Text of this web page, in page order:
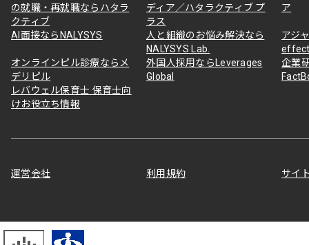
の就職・再就職ならハタラ
クティブ
ディア／ハタラクティブ プ
ラス
ア
AI面接ならNALYSYS
人と組織のお悩み解決なら
NALYSYS Lab.
アジ
オンラインピル診療ならメ
デリピル
外国人採用ならLeverages
Global
企業
レバウェル保育士 保育士向
けお役立ち情報
運営会社 利用規約 サイ